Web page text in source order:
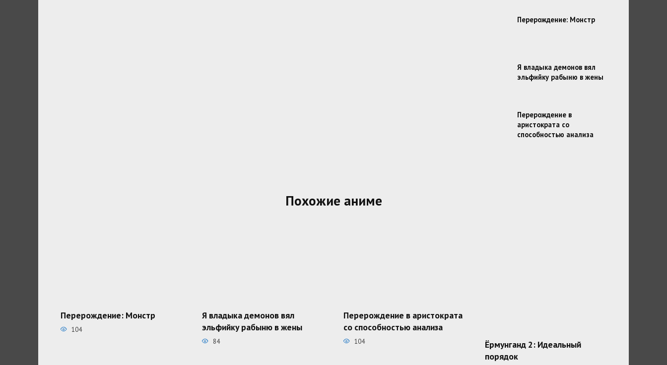
Перерождение: Монстр
Я владыка демонов вял
эльфийку рабыню в жены
Перерождение в
аристократа со
способностью анализа
Похожие аниме
Перерождение: Монстр
104
Я владыка демонов вял
эльфийку рабыню в жены
84
Перерождение в аристократа
со способностью анализа
104
Ёрмунганд 2: Идеальный
порядок